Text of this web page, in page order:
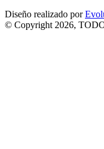
Diseño realizado por
© Copyright 2026,